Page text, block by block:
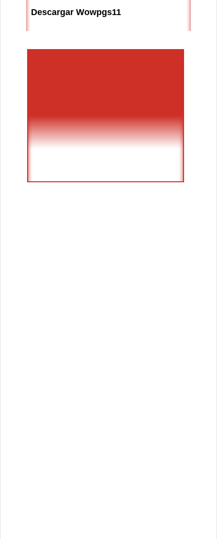
Descargar Wowpgs11